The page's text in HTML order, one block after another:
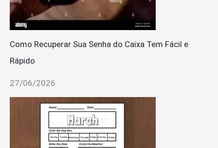
Como Recuperar Sua Senha do Caixa Tem Fácil e
Rápido
27/06/2026